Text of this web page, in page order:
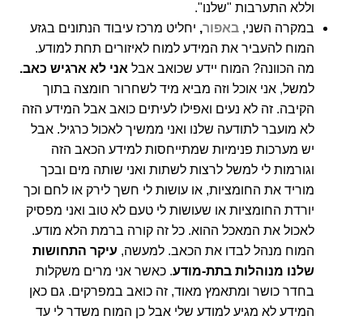
וללא התערבות "שלנו".
במקרה השני, באפור, יחליט מרכז עיבוד הנתונים בגזע
המוח להעביר את המידע למוח לאיזורים תחת למודע.
מה הכוונה? המוח יידע שכואב אבל אני לא ארגיש כאב.
למשל, אני אוכל וזה מביא מיד לשחרור חומצה בתוך
הקיבה. זה לא נעים ואפילו לעיתים כואב אבל המידע הזה
לא מועבר לתודעה שלנו ואני ממשיך לאכול כרגיל. אבל
יש מערכות פנימיות שמתייחסות למידע הכאב הזה
וגורמות לי למשל לרצות לשתות ואני שותה מים ובכך
מוריד את החומציות, או עושות לי חשך לירק או לחם וכך
יורדת החומציות או שעושות לי טעם לא טוב ואני מפסיק
לאכול את המאכל ההוא. כל זה קורה ברמת הלא מודע.
המוח מנהל לבדו את הכאב. למעשה, עיקר התחושות
שלנו מנוהלות בתת-מודע. כאשר אני מרים משקלות
בחדר כושר ומתאמץ מאוד, זה כואב במפרקים. גם כאן
המידע לא מגיע למודע שלי אבל כן המוח משדר לי עד